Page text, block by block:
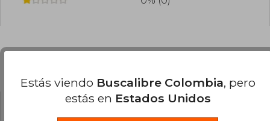
¿El libro es original?
Estás viendo Buscalibre Colombia, pero
estás en Estados Unidos